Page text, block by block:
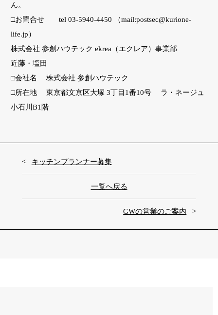
ん。
□お問合せ tel 03-5940-4450 （mail:postsec@kurione-
life.jp）
株式会社 参創ハウテック ekrea（エクレア）事業部
近藤・塩田
□会社名 株式会社 参創ハウテック
□所在地 東京都文京区大塚 3丁目1番10号 ラ・ネージュ
小石川B1階
キッチンプランナー募集
一覧へ戻る
GWの営業のご案内